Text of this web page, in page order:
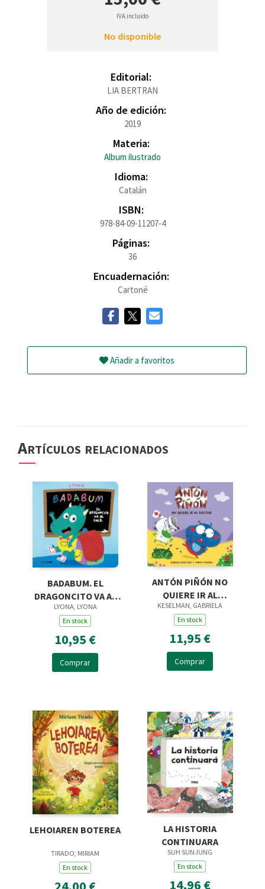
IVA incluido
No disponible
Editorial:
LIA BERTRAN
Año de edición:
2019
Materia:
Album ilustrado
Idioma:
Catalán
ISBN:
978-84-09-11207-4
Páginas:
36
Encuadernación:
Cartoné
Añadir a favoritos
Artículos relacionados
BADABUM. EL
DRAGONCITO VA AL
COLE
LYONA, LYONA
En stock
10,95 €
Comprar
ANTÓN PIÑÓN NO
QUIERE IR AL
DOCTOR
KESELMAN, GABRIELA
En stock
11,95 €
Comprar
LEHOIAREN BOTEREA
TIRADO, MIRIAM
En stock
LA HISTORIA
CONTINUARA
SUH SUNJUNG
En stock
14,96 €